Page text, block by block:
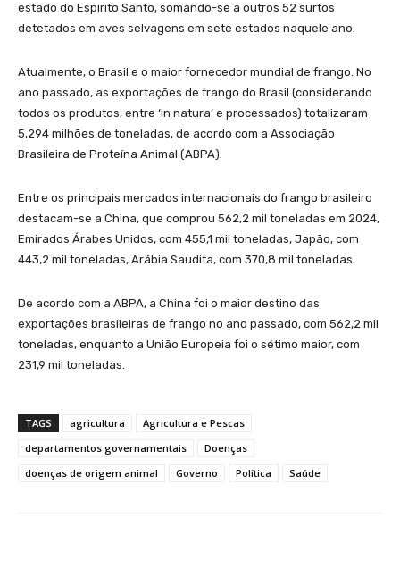
estado do Espírito Santo, somando-se a outros 52 surtos
detetados em aves selvagens em sete estados naquele ano.
Atualmente, o Brasil e o maior fornecedor mundial de frango. No
ano passado, as exportações de frango do Brasil (considerando
todos os produtos, entre ‘in natura’ e processados) totalizaram
5,294 milhões de toneladas, de acordo com a Associação
Brasileira de Proteína Animal (ABPA).
Entre os principais mercados internacionais do frango brasileiro
destacam-se a China, que comprou 562,2 mil toneladas em 2024,
Emirados Árabes Unidos, com 455,1 mil toneladas, Japão, com
443,2 mil toneladas, Arábia Saudita, com 370,8 mil toneladas.
De acordo com a ABPA, a China foi o maior destino das
exportações brasileiras de frango no ano passado, com 562,2 mil
toneladas, enquanto a União Europeia foi o sétimo maior, com
231,9 mil toneladas.
TAGS agricultura
Agricultura e Pescas
departamentos governamentais
Doenças
doenças de origem animal
Governo Política Saúde